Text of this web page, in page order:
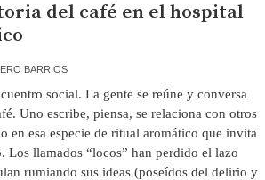
del café en el hospital
BARRIOS
social. La gente se reúne y conversa
Uno escribe, piensa, se relaciona con otros
en esa especie de ritual aromático que invita
Los llamados “locos” han perdido el lazo
rumiando sus ideas (poseídos del delirio y